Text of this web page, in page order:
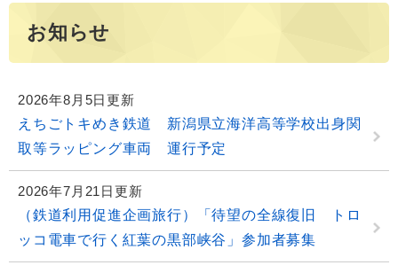
お知らせ
2026年8月5日更新
えちごトキめき鉄道 新潟県立海洋高等学校出身関
取等ラッピング車両 運行予定
2026年7月21日更新
（鉄道利用促進企画旅行）「待望の全線復旧 トロ
ッコ電車で行く紅葉の黒部峡谷」参加者募集